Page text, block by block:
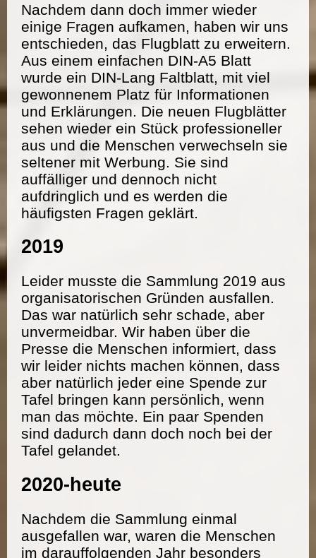
Nachdem dann doch immer wieder
einige Fragen aufkamen, haben wir uns
entschieden, das Flugblatt zu erweitern.
Aus einem einfachen DIN-A5 Blatt
wurde ein DIN-Lang Faltblatt, mit viel
gewonnenem Platz für Informationen
und Erklärungen. Die neuen Flugblätter
sehen wieder ein Stück professioneller
aus und die Menschen verwechseln sie
seltener mit Werbung. Sie sind
auffälliger und dennoch nicht
aufdringlich und es werden die
häufigsten Fragen geklärt.
2019
Leider musste die Sammlung 2019 aus
organisatorischen Gründen ausfallen.
Das war natürlich sehr schade, aber
unvermeidbar. Wir haben über die
Presse die Menschen informiert, dass
wir leider nichts machen können, dass
aber natürlich jeder eine Spende zur
Tafel bringen kann persönlich, wenn
man das möchte. Ein paar Spenden
sind dadurch dann doch noch bei der
Tafel gelandet.
2020-heute
Nachdem die Sammlung einmal
ausgefallen war, waren die Menschen
im darauffolgenden Jahr besonders